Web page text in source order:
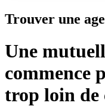
Trouver une
Une
commence
trop loin de